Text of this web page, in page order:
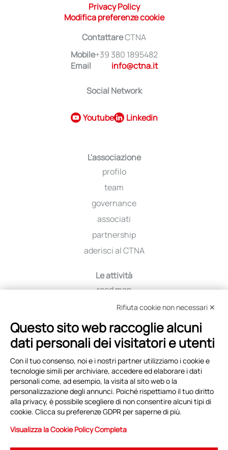
Privacy Policy
Modifica preferenze cookie
ContattareCTNA
Mobile+39 380 1895482
Email
info@ctna.it
Social Network
Youtube Linkedin
L'associazione
profilo
team
governance
associati
partnership
aderisci al CTNA
Le attività
road map
iniziative
viaggio tra i distretti
education
Eventi e News
copertina
archivio eventi
Rifiuta cookie non necessari ✕
Questo sito web raccoglie alcuni
dati personali dei visitatori e utenti
Con il tuo consenso, noi e i nostri partner utilizziamo i cookie e
tecnologie simili per archiviare, accedere ed elaborare i dati
personali come, ad esempio, la visita al sito web o la
personalizzazione degli annunci. Poiché rispettiamo il tuo diritto
alla privacy, è possibile scegliere di non consentire alcuni tipi di
cookie. Clicca su preferenze GDPR per saperne di più.
Visualizza la Cookie Policy Completa